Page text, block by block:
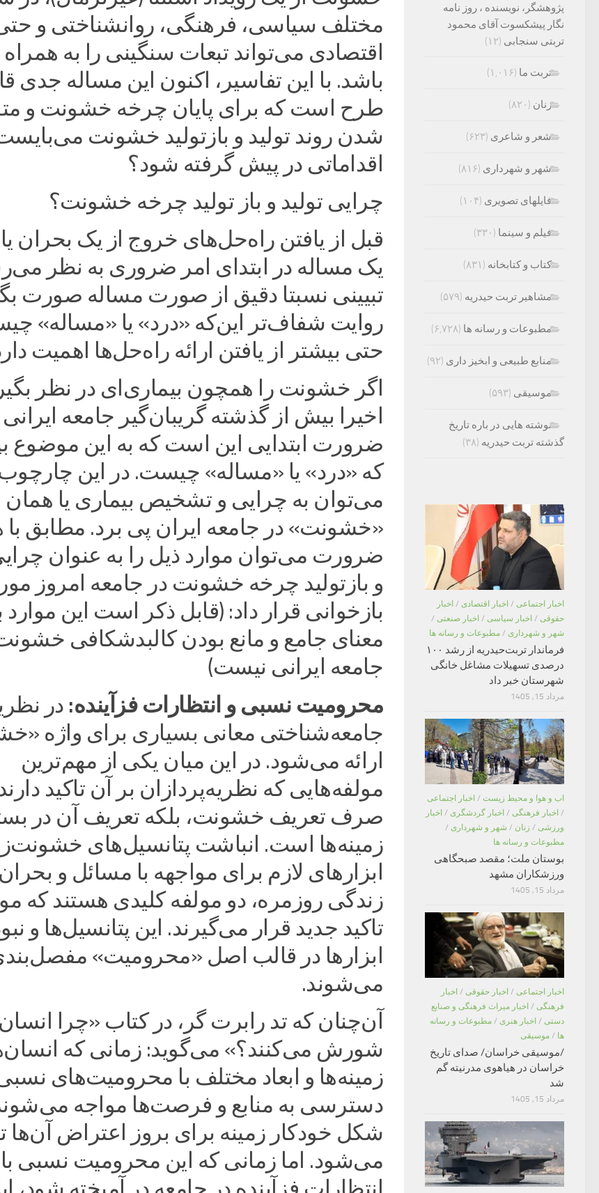
مختلف سیاسی، فرهنگی، روانشناختی و
اقتصادی می‌تواند تبعات سنگینی را به
باشد. با این تفاسیر، اکنون این مساله جدی
طرح است که برای پایان چرخه خشونت و
شدن روند تولید و بازتولید خشونت
اقداماتی در پیش گرفته شود؟
چرایی تولید و باز تولید چرخه خشونت؟
قبل از یافتن راه‌حل‌های خروج از یک بحران
یک مساله در ابتدای امر ضروری به نظر
تبیینی نسبتا دقیق از صورت مساله صورت
روایت شفاف‌تر این‌که «درد» یا «مساله»
حتی بیشتر از یافتن ارائه راه‌حل‌ها اهمیت
اگر خشونت را همچون بیماری‌ای در نظر
اخیرا بیش از گذشته گریبان‌گیر جامعه
ضرورت ابتدایی این است که به این موضوع
که «درد» یا «مساله» چیست. در این چارچوب
می‌توان به چرایی و تشخیص بیماری یا همان
«خشونت» در جامعه ایران پی برد. مطابق با
ضرورت می‌توان موارد ذیل را به عنوان
و بازتولید چرخه خشونت در جامعه امروز
بازخوانی قرار داد: (قابل ذکر است این موارد
معنای جامع و مانع بودن کالبدشکافی
جامعه ایرانی نیست)
محرومیت نسبی و انتظارات فزآینده: در
جامعه‌شناختی معانی بسیاری برای واژه
ارائه می‌شود. در این میان یکی از مهم‌ترین
مولفه‌هایی که نظریه‌پردازان بر آن تاکید
صرف تعریف خشونت، بلکه تعریف آن در
زمینه‌ها است. انباشت پتانسیل‌های خشونت‌زا
ابزار‌های لازم برای مواجهه با مسائل و
زندگی روزمره، دو مولفه کلیدی هستند که
تاکید جدید قرار می‌گیرند. این پتانسیل‌ها و
ابزار‌ها در قالب اصل «محرومیت»
می‌شوند.
آن‌چنان که تد‌ رابرت گر، در کتاب «چرا
شورش می‌کنند؟» می‌گوید: زمانی که
زمینه‌ها و ابعاد مختلف با محرومیت‌های
دسترسی به منابع و فرصت‌ها مواجه
شکل خودکار زمینه برای بروز اعتراض آن‌ها
می‌شود. اما زمانی که این محرومیت نسبی با
پژوهشگر، نویسنده ، روز نامه
نگار پیشکسوت آقای محمود
تربتی سنجابی (۱۲)
تربت ما (۱,۰۱۶)
زنان (۸۲۰)
شعر و شاعری (۶۲۳)
شهر و شهرداری (۸۱۶)
فایلهای تصویری (۱۰۴)
فیلم و سینما (۳۳۰)
کتاب و کتابخانه (۸۳۱)
مشاهیر تربت حیدریه (۵۷۹)
مطبوعات و رسانه ها (۶,۷۲۸)
منابع طبیعی و ابخیز داری (۹۲)
موسیقی (۵۹۳)
نوشته هایی در باره تاریخ
گذشته تربت حیدریه (۳۸)
اخبار اجتماعی / اخبار اقتصادی / اخبار
حقوقی / اخبار سیاسی / اخبار صنعتی /
شهر و شهرداری / مطبوعات و رسانه ها
فرماندار تربت‌حیدریه از رشد ۱۰۰
درصدی تسهیلات مشاغل خانگی
شهرستان خبر داد
مرداد 15, 1405
اب و هوا و محیط زیست / اخبار اجتماعی
/ اخبار فرهنگی / اخبار گردشگری / اخبار
ورزشی / زنان / شهر و شهرداری /
مطبوعات و رسانه ها
بوستان ملت؛ مقصد صبحگاهی
ورزشکاران مشهد
مرداد 15, 1405
اخبار اجتماعی / اخبار حقوقی / اخبار
فرهنگی / اخبار میراث فرهنگی و صنایع
دستی / اخبار هنری / مطبوعات و رسانه
ها / موسیقی
/موسیقی خراسان/ صدای تاریخ
خراسان در هیاهوی مدرنیته گم
شد
مرداد 15, 1405